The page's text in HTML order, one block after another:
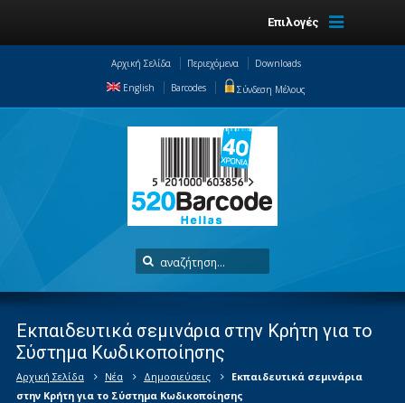
Επιλογές
Αρχική Σελίδα Περιεχόμενα
Downloads
English
Barcodes Σύνδεση Μέλους
Εκπαιδευτικά σεμινάρια στην Κρήτη για το
Σύστημα Κωδικοποίησης
Αρχική Σελίδα Νέα Δημοσιεύσεις
Εκπαιδευτικά σεμινάρια
στην Κρήτη για το Σύστημα Κωδικοποίησης